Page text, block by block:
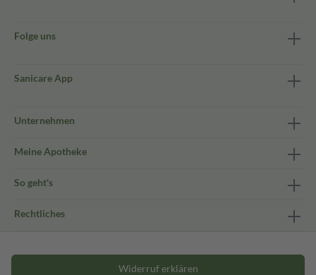
Folge uns
Sanicare App
Unternehmen
Meine Apotheke
So geht's
Rechtliches
Widerruf erklären